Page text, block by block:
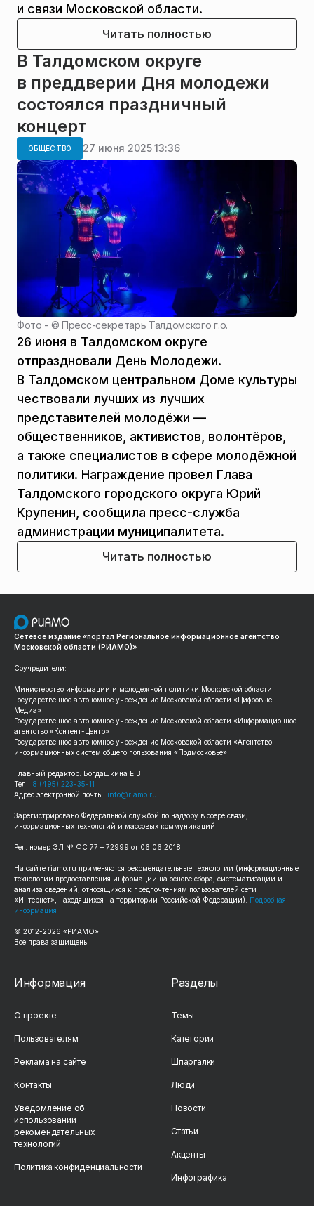
и связи Московской области.
Читать полностью
В Талдомском округе
в преддверии Дня молодежи
состоялся праздничный
концерт
ОБЩЕСТВО 27 июня 2025 13:36
Фото - ©Пресс-секретарь Талдомского г.о.
26 июня в Талдомском округе
отпраздновали День Молодежи.
В Талдомском центральном Доме культуры
чествовали лучших из лучших
представителей молодёжи —
общественников, активистов, волонтёров,
а также специалистов в сфере молодёжной
политики. Награждение провел Глава
Талдомского городского округа Юрий
Крупенин, сообщила пресс-служба
администрации муниципалитета.
Читать полностью
Сетевое издание «портал Региональное информационное агентство
Московской области (РИАМО)»
Соучредители:
Министерство информации и молодежной политики Московской области
Государственное автономное учреждение Московской области «Цифровые
Медиа»
Государственное автономное учреждение Московской области «Информационное
агентство «Контент-Центр»
Государственное автономное учреждение Московской области «Агентство
информационных систем общего пользования «Подмосковье»
Главный редактор: Богдашкина Е.В.
Тел.: 8 (495) 223-35-11
Адрес электронной почты: info@riamo.ru
Зарегистрировано Федеральной службой по надзору в сфере связи,
информационных технологий и массовых коммуникаций
Рег. номер ЭЛ № ФС 77 – 72999 от 06.06.2018
На сайте riamo.ru применяются рекомендательные технологии (информационные
технологии предоставления информации на основе сбора, систематизации и
анализа сведений, относящихся к предпочтениям пользователей сети
«Интернет», находящихся на территории Российской Федерации). Подробная
информация
© 2012-2026 «РИАМО».
Все права защищены
Информация
О проекте
Пользователям
Реклама на сайте
Контакты
Уведомление об
использовании
рекомендательных
технологий
Политика конфиденциальности
Разделы
Темы
Категории
Шпаргалки
Люди
Новости
Статьи
Акценты
Инфографика